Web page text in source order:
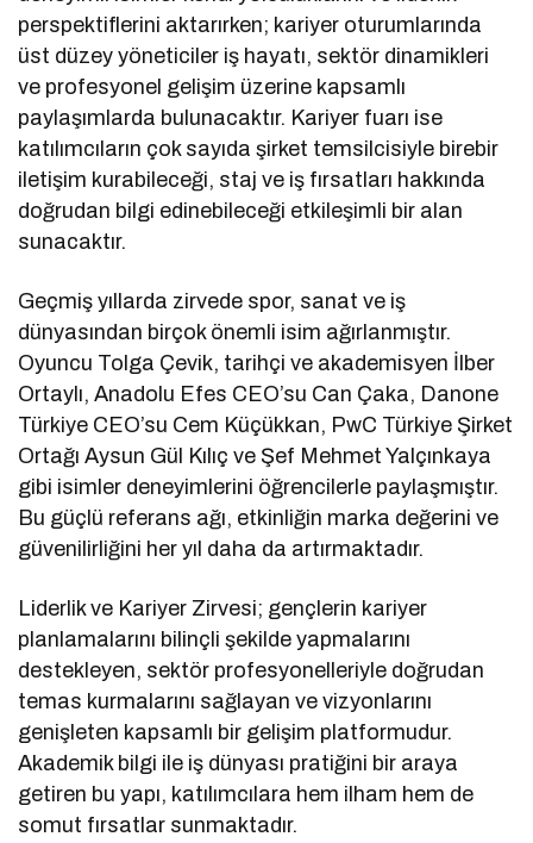
perspektiflerini aktarırken; kariyer oturumlarında
üst düzey yöneticiler iş hayatı, sektör dinamikleri
ve profesyonel gelişim üzerine kapsamlı
paylaşımlarda bulunacaktır. Kariyer fuarı ise
katılımcıların çok sayıda şirket temsilcisiyle birebir
iletişim kurabileceği, staj ve iş fırsatları hakkında
doğrudan bilgi edinebileceği etkileşimli bir alan
sunacaktır.
Geçmiş yıllarda zirvede spor, sanat ve iş
dünyasından birçok önemli isim ağırlanmıştır.
Oyuncu Tolga Çevik, tarihçi ve akademisyen İlber
Ortaylı, Anadolu Efes CEO’su Can Çaka, Danone
Türkiye CEO’su Cem Küçükkan, PwC Türkiye Şirket
Ortağı Aysun Gül Kılıç ve Şef Mehmet Yalçınkaya
gibi isimler deneyimlerini öğrencilerle paylaşmıştır.
Bu güçlü referans ağı, etkinliğin marka değerini ve
güvenilirliğini her yıl daha da artırmaktadır.
Liderlik ve Kariyer Zirvesi; gençlerin kariyer
planlamalarını bilinçli şekilde yapmalarını
destekleyen, sektör profesyonelleriyle doğrudan
temas kurmalarını sağlayan ve vizyonlarını
genişleten kapsamlı bir gelişim platformudur.
Akademik bilgi ile iş dünyası pratiğini bir araya
getiren bu yapı, katılımcılara hem ilham hem de
somut fırsatlar sunmaktadır.